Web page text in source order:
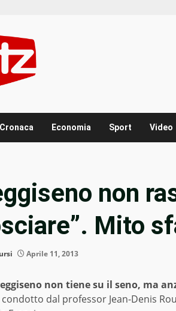
Cronaca Economia Sport Video
non
Mito
Aprile 11, 2013
non tiene su il seno, ma
dal professor Jean-Denis